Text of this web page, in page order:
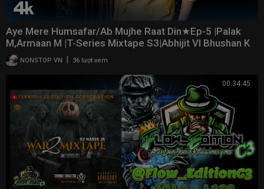
Aye Mere Humsafar/Ab Mujhe Raat Din★Ep-5 |Palak
M,Armaan M |T-Series Mixtape S3|Abhijit Vl Bhushan K
NONSTOP VN 36 lượt xem
00:34:45